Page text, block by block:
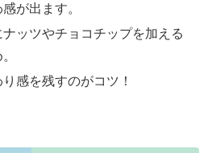
が出ます。
ッツやチョコチップを加える
感を残すのがコツ！